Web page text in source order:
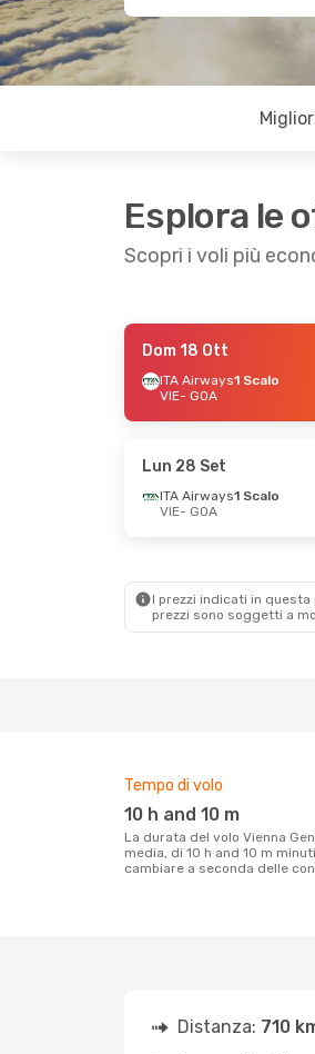
Esplora le
Scopri i voli più
- Gio 10 Set
1 Scalo
Dom 18 Ott
ITA Airways1 Scalo
VIE- GOA
Lun 28 Set
ITA Airways1 Scalo
VIE- GOA
I prezzi indicati in
prezzi sono soggetti a
Tempo di volo
10 h and 10 m
La durata del volo Vienna Genova è, in
media, di 10 h and 10 m
cambiare a seconda delle
Distanza: 710